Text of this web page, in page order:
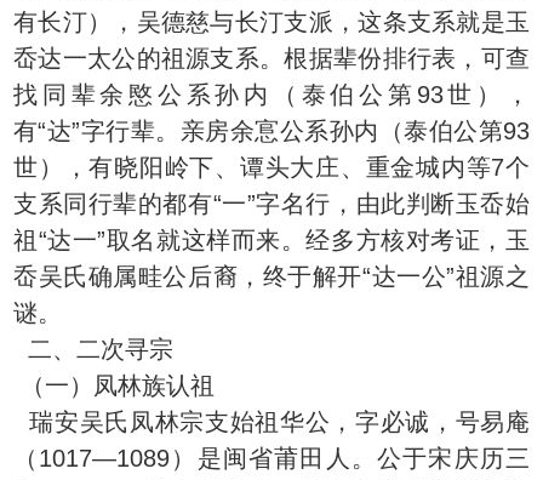
有长汀），吴德慈与长汀支派，这条支系就是玉
岙达一太公的祖源支系。根据辈份排行表，可查
找同辈余愍公系孙内（泰伯公第93世），
有“达”字行辈。亲房余悹公系孙内（泰伯公第93
世），有晓阳岭下、谭头大庄、重金城内等7个
支系同行辈的都有“一”字名行，由此判断玉岙始
祖“达一”取名就这样而来。经多方核对考证，玉
岙吴氏确属畦公后裔，终于解开“达一公”祖源之
谜。
二、二次寻宗
（一）凤林族认祖
瑞安吴氏凤林宗支始祖华公，字必诚，号易庵
（1017—1089）是闽省莆田人。公于宋庆历三